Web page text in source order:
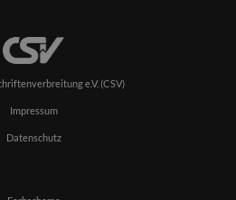
e.V. (CSV)
Impressum
Datenschutz